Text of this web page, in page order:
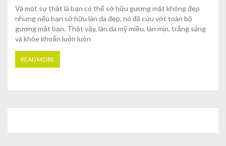
Và một sự thật là bạn có thể sở hữu gương mặt không đẹp
nhưng nếu bạn sở hữu làn da đẹp, nó đã cứu vớt toàn bộ
gương mặt bạn. Thật vậy, làn da mỹ miều, lán mịn, trắng sáng
và khỏe khoắn luôn luôn
READ MORE